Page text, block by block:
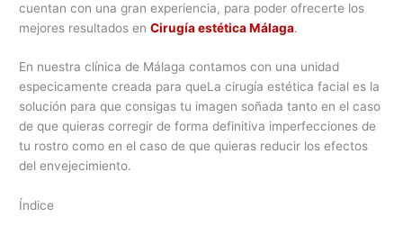
cuentan con una gran experiencia, para poder ofrecerte los
mejores resultados enCirugía estética Málaga.
En nuestra clínica de Málaga contamos con una unidad
especicamente creada para queLa cirugía estética facial es la
solución para que consigas tu imagen soñada tanto en el caso
de que quieras corregir de forma definitiva imperfecciones de
tu rostro como en el caso de que quieras reducir los efectos
del envejecimiento.
Índice